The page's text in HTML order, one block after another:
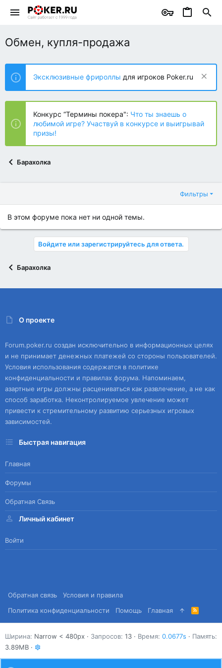
Обмен, купля-продажа
Эксклюзивные фрироллы для игроков Poker.ru
Конкурс “Термины покера": Что ты знаешь о
любимой игре? Участвуй в конкурсе и выигрывай
призы!
Барахолка
Фильтры
В этом форуме пока нет ни одной темы.
Войдите или зарегистрируйтесь для ответа.
Барахолка
О проекте
Forum.poker.ru создан исключительно в информационных целях
и не принимает денежных платежей со стороны пользователей.
Условия использования содержатся в политике
конфиденциальности и правилах форума. Напоминаем,
азартные игры должны расцениваться как развлечение, а не как
способ заработка. Неконтролируемое увлечение может
привести к стремительному развитию серьезных игровых
зависимостей.
Быстрая навигация
Главная
Форумы
Обратная Связь
Личный кабинет
Войти
Обратная связь
Условия и правила
Политика конфиденциальности
Помощь Главная
R
S
S
Ширина Запросов 13 Время 0.0677s
Память
3.89MB